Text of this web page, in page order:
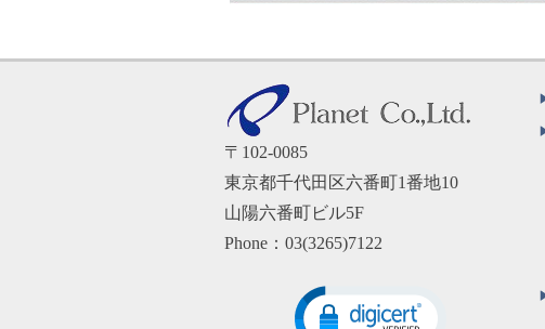
〒102-0085
東京都千代田区六番町1番地10
山陽六番町ビル5F
Phone： 03(3265)7122